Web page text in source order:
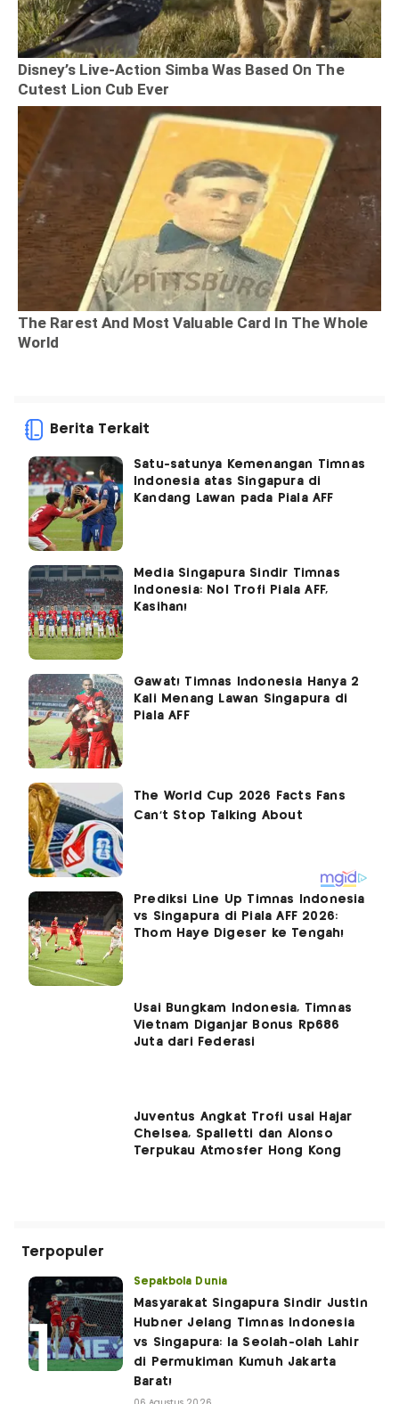
Berita Terkait
Satu-satunya Kemenangan Timnas
Indonesia atas Singapura di
Kandang Lawan pada Piala AFF
Media Singapura Sindir Timnas
Indonesia: Nol Trofi Piala AFF,
Kasihan!
Gawat! Timnas Indonesia Hanya 2
Kali Menang Lawan Singapura di
Piala AFF
Prediksi Line Up Timnas Indonesia
vs Singapura di Piala AFF 2026:
Thom Haye Digeser ke Tengah!
Usai Bungkam Indonesia, Timnas
Vietnam Diganjar Bonus Rp686
Juta dari Federasi
Juventus Angkat Trofi usai Hajar
Chelsea, Spalletti dan Alonso
Terpukau Atmosfer Hong Kong
Terpopuler
Sepakbola Dunia
Masyarakat Singapura Sindir Justin
Hubner Jelang Timnas Indonesia
vs Singapura: Ia Seolah-olah Lahir
di Permukiman Kumuh Jakarta
Barat!